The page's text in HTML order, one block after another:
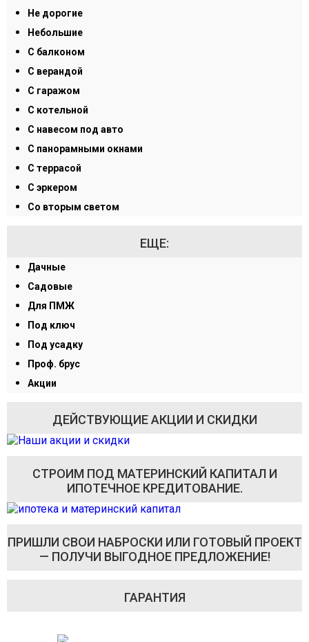
Не дорогие
Небольшие
С балконом
С верандой
С гаражом
С котельной
С навесом под авто
С панорамными окнами
С террасой
С эркером
Со вторым светом
ЕЩЕ:
Дачные
Садовые
Для ПМЖ
Под ключ
Под усадку
Проф. брус
Акции
ДЕЙСТВУЮЩИЕ АКЦИИ И СКИДКИ
СТРОИМ ПОД МАТЕРИНСКИЙ КАПИТАЛ И
ИПОТЕЧНОЕ КРЕДИТОВАНИЕ.
ПРИШЛИ СВОИ НАБРОСКИ ИЛИ ГОТОВЫЙ ПРОЕКТ
— ПОЛУЧИ ВЫГОДНОЕ ПРЕДЛОЖЕНИЕ!
ГАРАНТИЯ